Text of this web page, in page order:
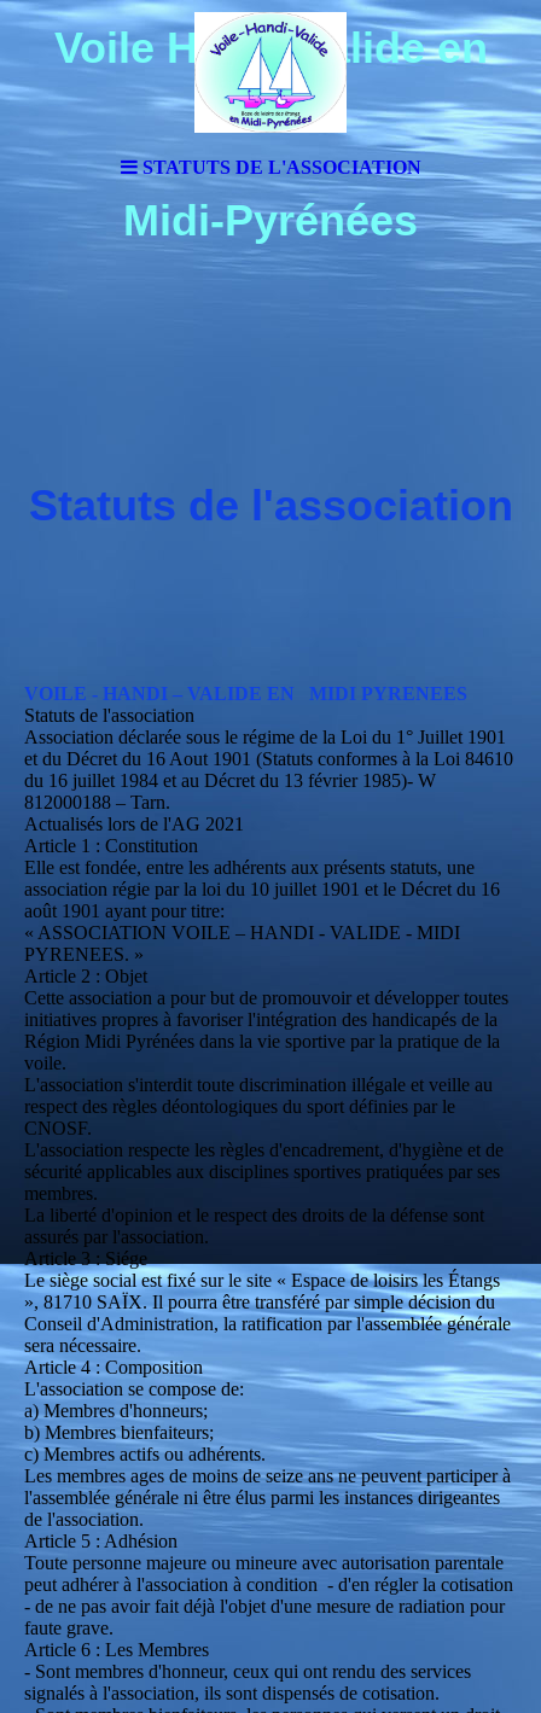
STATUTS DE L'ASSOCIATION
Voile Handi Valide en
Midi-Pyrénées
Statuts de l'association
VOILE - HANDI – VALIDE EN MIDI PYRENEES
Statuts de l'association
Association déclarée sous le régime de la Loi du 1° Juillet 1901
et du Décret du 16 Aout 1901 (Statuts conformes à la Loi 84610
du 16 juillet 1984 et au Décret du 13 février 1985)- W
812000188 – Tarn.
Actualisés lors de l'AG 2021
Article 1 : Constitution
Elle est fondée, entre les adhérents aux présents statuts, une
association régie par la loi du 10 juillet 1901 et le Décret du 16
août 1901 ayant pour titre:
« ASSOCIATION VOILE – HANDI - VALIDE - MIDI
PYRENEES. »
Article 2 : Objet
Cette association a pour but de promouvoir et développer toutes
initiatives propres à favoriser l'intégration des handicapés de la
Région Midi Pyrénées dans la vie sportive par la pratique de la
voile.
L'association s'interdit toute discrimination illégale et veille au
respect des règles déontologiques du sport définies par le
CNOSF.
L'association respecte les règles d'encadrement, d'hygiène et de
sécurité applicables aux disciplines sportives pratiquées par ses
membres.
La liberté d'opinion et le respect des droits de la défense sont
assurés par l'association.
Article 3 : Siége
Le siège social est fixé sur le site « Espace de loisirs les Étangs
», 81710 SAÏX. Il pourra être transféré par simple décision du
Conseil d'Administration, la ratification par l'assemblée générale
sera nécessaire.
Article 4 : Composition
L'association se compose de:
a) Membres d'honneurs;
b) Membres bienfaiteurs;
c) Membres actifs ou adhérents.
Les membres ages de moins de seize ans ne peuvent participer à
l'assemblée générale ni être élus parmi les instances dirigeantes
de l'association.
Article 5 : Adhésion
Toute personne majeure ou mineure avec autorisation parentale
peut adhérer à l'association à condition - d'en régler la cotisation
- de ne pas avoir fait déjà l'objet d'une mesure de radiation pour
faute grave.
Article 6 : Les Membres
- Sont membres d'honneur, ceux qui ont rendu des services
signalés à l'association, ils sont dispensés de cotisation.